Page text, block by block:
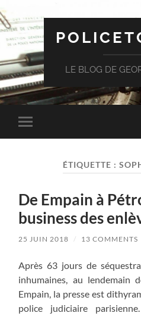
LE BLOG DE
Toggle
mobile
ÉTIQUETTE :
De Empain à
business des
25 JUIN 2018 / 13 COMMENTS
Après 63 jours de
inhumaines, au lendemain
Empain, la presse est
police judiciaire